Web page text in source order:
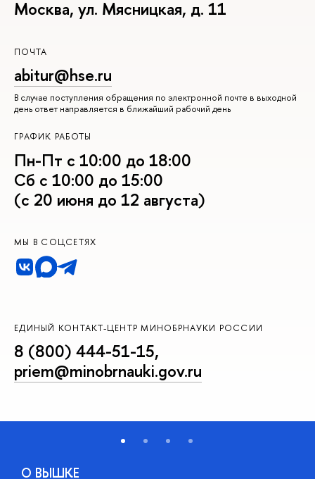
Москва, ул. Мясницкая, д. 11
ПОЧТА
abitur@hse.ru
В случае поступления обращения по электронной почте в выходной
день ответ направляется в ближайший рабочий день
ГРАФИК РАБОТЫ
Пн-Пт с 10:00 до 18:00
Сб с 10:00 до 15:00
(с 20 июня до 12 августа)
МЫ В СОЦСЕТЯХ
ЕДИНЫЙ КОНТАКТ-ЦЕНТР МИНОБРНАУКИ РОССИИ
8 (800) 444-51-15,
priem@minobrnauki.gov.ru
О ВЫШКЕ